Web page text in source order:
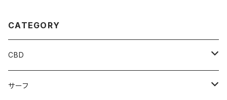
CATEGORY
CBD
Edibles
サーフ